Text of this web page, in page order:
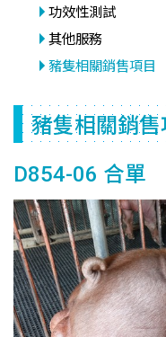
功效性測試
其他服務
豬隻相關銷售項目
豬隻相關銷
D854-06 合單